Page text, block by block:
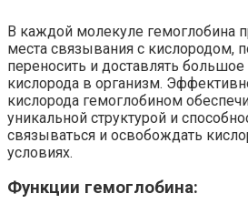
В каждой молекуле гемоглобина
места связывания с кислородом,
переносить и доставлять большое
кислорода в организм.
кислорода гемоглобином
уникальной структурой и
связываться и освобождать
условиях.
Функции гемоглобина: